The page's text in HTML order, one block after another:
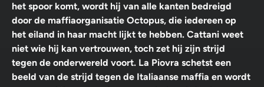
het spoor komt, wordt hij van alle kanten bedreigd
door de maffiaorganisatie Octopus, die iedereen op
het eiland in haar macht lijkt te hebben. Cattani weet
niet wie hij kan vertrouwen, toch zet hij zijn strijd
tegen de onderwereld voort. La Piovra schetst een
beeld van de strijd tegen de Italiaanse maffia en wordt